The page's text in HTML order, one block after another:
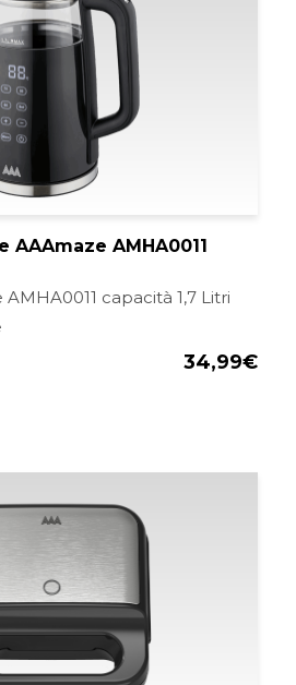
AMHA0011
capacità 1,7 Litri
34,99€